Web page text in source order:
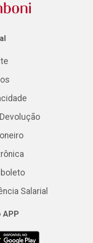
Salarial
APP